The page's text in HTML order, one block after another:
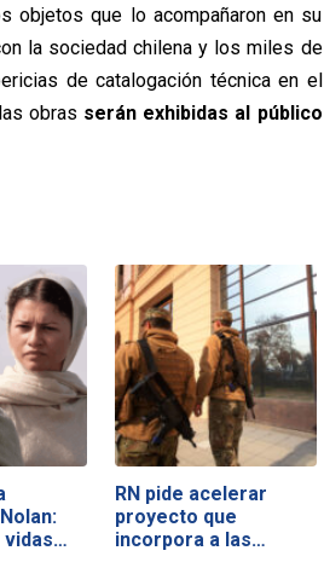
objetos que lo acompañaron en su
la sociedad chilena y los miles de
de catalogación técnica en el
obras serán exhibidas al público
vidas…
RN pide acelerar
proyecto que
incorpora a las…